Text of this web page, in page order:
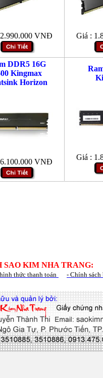
2.990.000 VNĐ Giá :
DDR5 16G
Kingmax
Horizon
6.100.000 VNĐ
Giá :
SAO KIM NHA TRANG:
thức thanh toán - Chính sách